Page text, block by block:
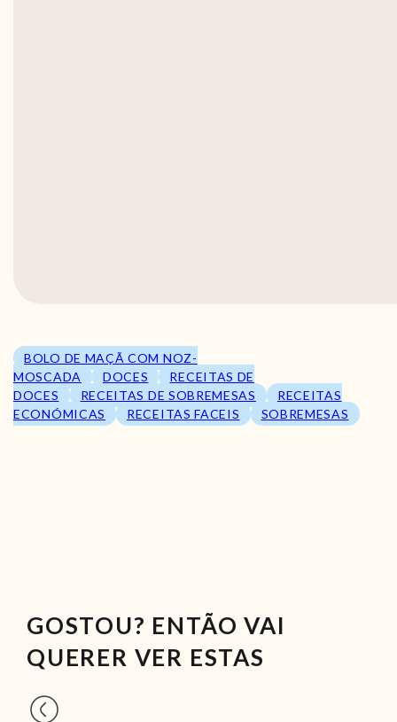
BOLO DE MAÇÃ COM NOZ-
MOSCADA
DOCES
RECEITAS DE
DOCES
RECEITAS DE SOBREMESAS
RECEITAS
ECONÓMICAS
RECEITAS FACEIS SOBREMESAS
GOSTOU? ENTÃO VAI
QUERER VER ESTAS